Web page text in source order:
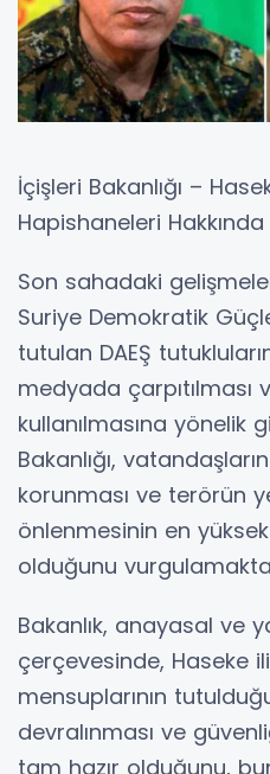
İçişleri Bakanlığı –
Hapishaneleri
Son sahadaki
Suriye Demokratik
tutulan DAEŞ
medyada
kullanılmasına yönelik
Bakanlığı,
korunması ve terörün
önlenmesinin en
olduğunu
Bakanlık, anayasal ve
çerçevesinde, Haseke
mensuplarının
devralınması ve
tam hazır olduğunu,